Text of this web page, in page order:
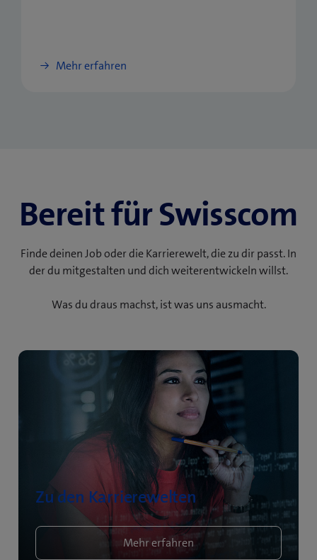
Mehr erfahren
Bereit für Swisscom
Finde deinen Job oder die Karrierewelt, die zu dir passt. In
der du mitgestalten und dich weiterentwickeln willst.
Was du draus machst, ist was uns ausmacht.
Zu den Karrierewelten
Mehr erfahren